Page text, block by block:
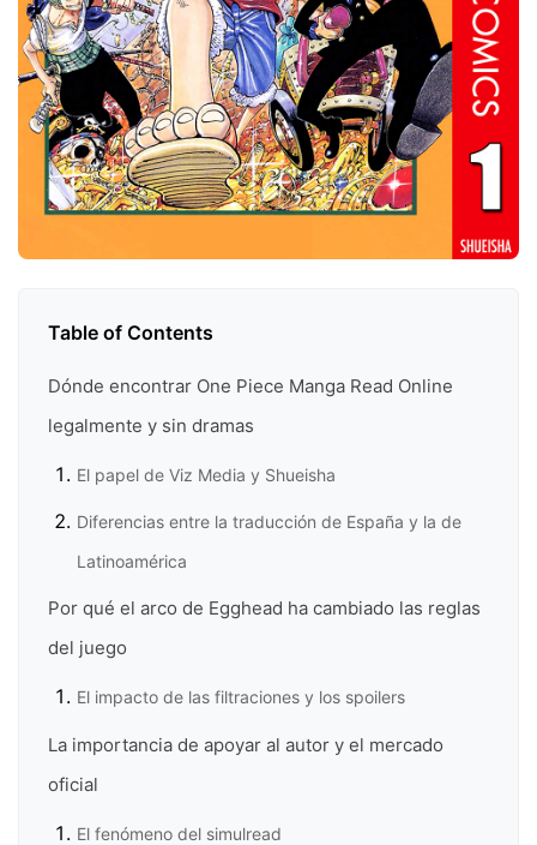
Table of Contents
Dónde encontrar One Piece Manga Read Online
legalmente y sin dramas
El papel de Viz Media y Shueisha
Diferencias entre la traducción de España y la de
Latinoamérica
Por qué el arco de Egghead ha cambiado las reglas
del juego
El impacto de las filtraciones y los spoilers
La importancia de apoyar al autor y el mercado
oficial
El fenómeno del simulread